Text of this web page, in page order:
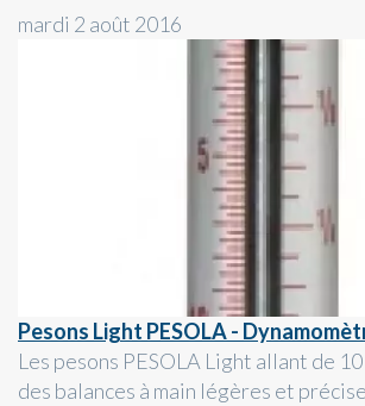
mardi 2 août 2016
Pesons Light PESOLA -
Les pesons PESOLA Light allant de 10
des balances à main légères et